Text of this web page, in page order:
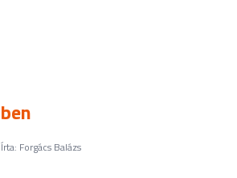
Forgács Balázs